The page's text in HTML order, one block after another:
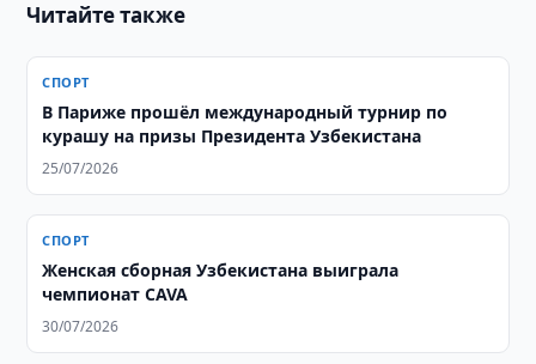
Читайте также
СПОРТ
В Париже прошёл международный турнир по
курашу на призы Президента Узбекистана
25/07/2026
СПОРТ
Женская сборная Узбекистана выиграла
чемпионат CAVA
30/07/2026